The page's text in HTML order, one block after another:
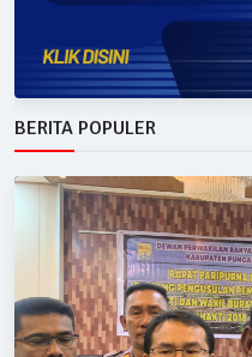
BERITA POPULER